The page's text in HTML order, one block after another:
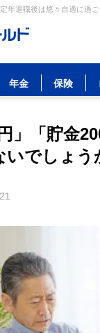
年退職後は悠々自適に過
年金 保険
」「貯金
いでしょう